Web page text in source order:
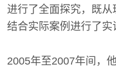
进行了全面探究，既
结合实际案例进行了实
2005年至2007年间，